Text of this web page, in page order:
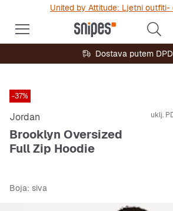
United by Attitude: Ljetni outfiti-
Dostava putem
-37%
Jordan
Brooklyn Oversized
Full Zip Hoodie
uklj.
Boja: siva